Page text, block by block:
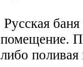
Русская
помещение.
либо